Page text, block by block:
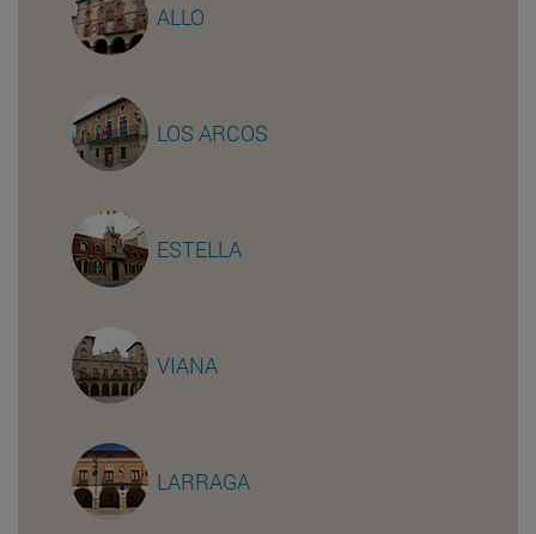
ALLO
LOS ARCOS
ESTELLA
VIANA
LARRAGA